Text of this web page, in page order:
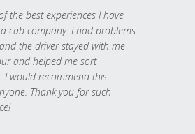
the best experiences I have
cab company. I had problems
the driver stayed with me
and helped me sort
I would recommend this
Thank you for such